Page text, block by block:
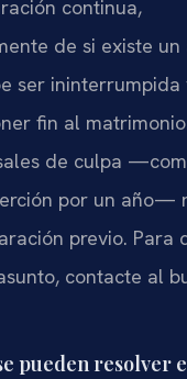
continua,
de si existe un
ser ininterrumpida
fin al
de culpa
por un año—
previo. Para
contacte al
pueden resolver